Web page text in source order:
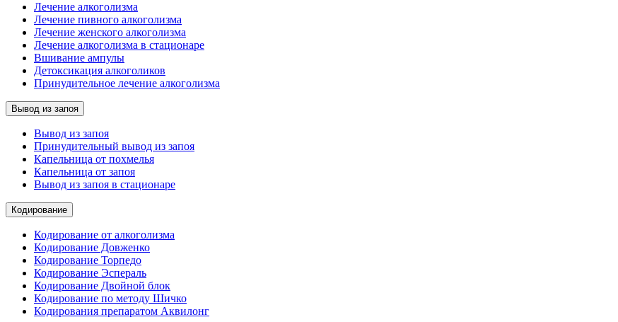
Лечение алкоголизма
Лечение пивного алкоголизма
Лечение женского алкоголизма
Лечение алкоголизма в стационаре
Вшивание ампулы
Детоксикация алкоголиков
Принудительное лечение алкоголизма
Вывод из запоя
Вывод из запоя
Принудительный вывод из запоя
Капельница от похмелья
Капельница от запоя
Вывод из запоя в стационаре
Кодирование
Кодирование от алкоголизма
Кодирование Довженко
Кодирование Торпедо
Кодирование Эспераль
Кодирование Двойной блок
Кодирование по методу Шичко
Кодирования препаратом Аквилонг